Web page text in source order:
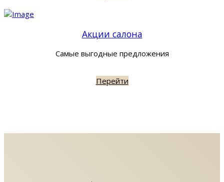
Акции салона
Самые выгодные предложения
Перейти